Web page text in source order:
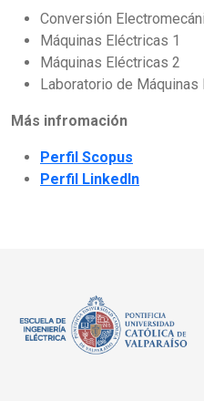
Conversión
Máquinas Eléctricas 1
Máquinas Eléctricas 2
Laboratorio de Máquinas
Más infromación
Perfil Scopus
Perfil LinkedIn